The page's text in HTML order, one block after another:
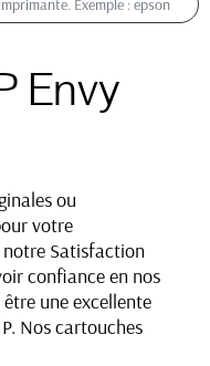
Envy
ou
votre
notre Satisfaction
confiance en nos
une excellente
Nos cartouches